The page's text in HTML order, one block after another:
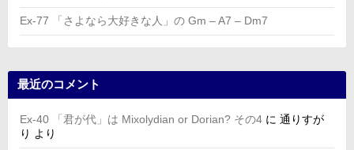
Ex-77 「さよなら大好きな人」の Gm – A7 – Dm7
最近のコメント
Ex-40 「君が代」は Mixolydian or Dorian? その4 に 通りすが
り より